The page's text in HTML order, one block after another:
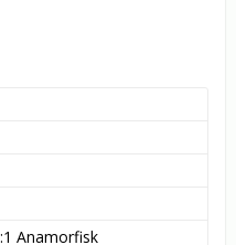
Anamorfisk